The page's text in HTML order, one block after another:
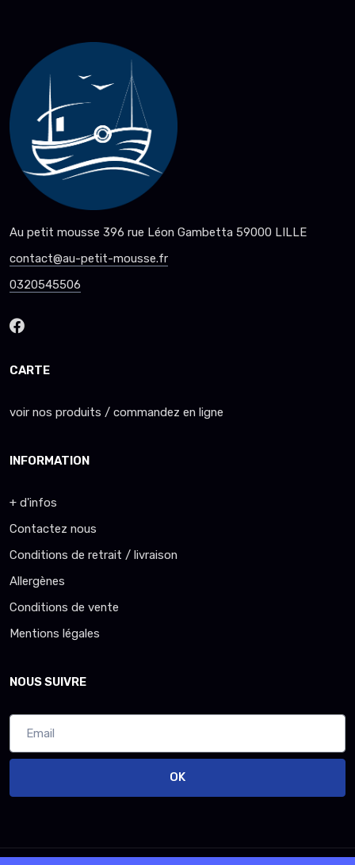
Au petit mousse 396 rue Léon Gambetta 59000 LILLE
contact@au-petit-mousse.fr
0320545506
CARTE
voir nos produits / commandez en ligne
INFORMATION
+ d'infos
Contactez nous
Conditions de retrait / livraison
Allergènes
Conditions de vente
Mentions légales
NOUS SUIVRE
OK